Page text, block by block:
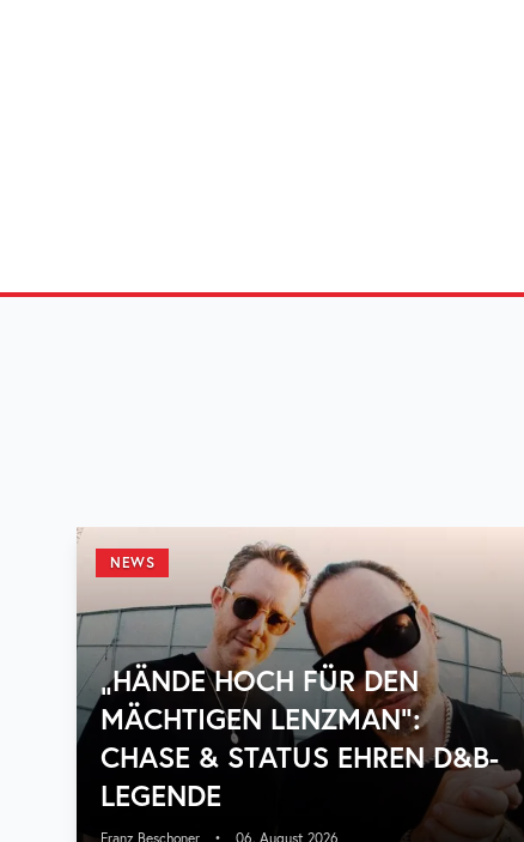
NEWS
„HÄNDE HOCH FÜR DEN
MÄCHTIGEN LENZMAN“:
CHASE & STATUS EHREN D&B-
LEGENDE
Franz Beschoner • 06. August 2026